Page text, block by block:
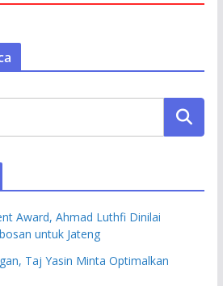
Award, Ahmad Luthfi Dinilai
untuk Jateng
Taj Yasin Minta Optimalkan